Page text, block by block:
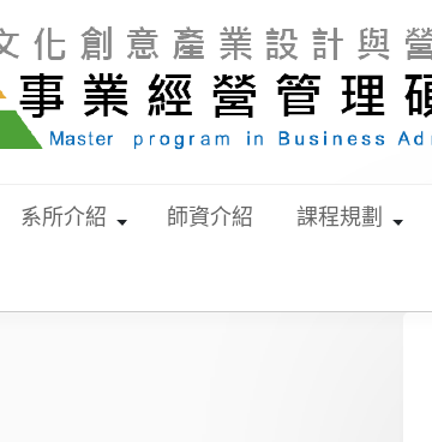
系所介紹 師資介紹 課程規劃